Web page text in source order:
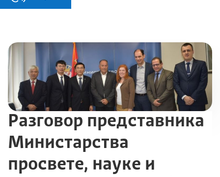
Разговор представника
Министарства
просвете, науке и